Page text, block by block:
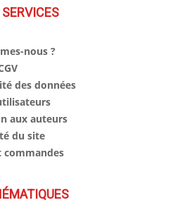
nous ?
des données
aux auteurs
du site
commandes